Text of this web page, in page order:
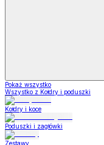
Pokaż wszystko
Wszystko z Kołdry i poduszki
Kołdry i koce
Poduszki i zagłówki
Zestawy